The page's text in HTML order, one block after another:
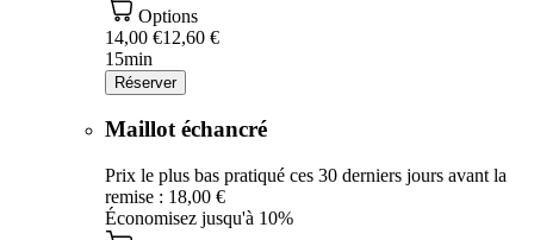
Options
14,00 €12,60 €
15min
Réserver
Maillot échancré
Prix le plus bas pratiqué ces 30 derniers jours avant la
remise : 18,00 €
Économisez jusqu'à 10%